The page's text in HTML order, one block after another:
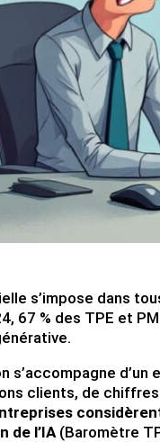
s’impose dans
67 % des TPE et
s’accompagne d’un
clients, de
de l’IA (Baromètre